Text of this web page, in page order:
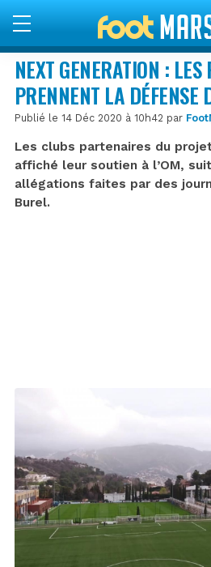
NEXT GENERATION :
PRENNENT LA DÉFENSE
Publié le 14 Déc 2020 à 10h42 par
Les clubs partenaires du
affiché leur soutien à l’OM,
allégations faites par des
Burel.